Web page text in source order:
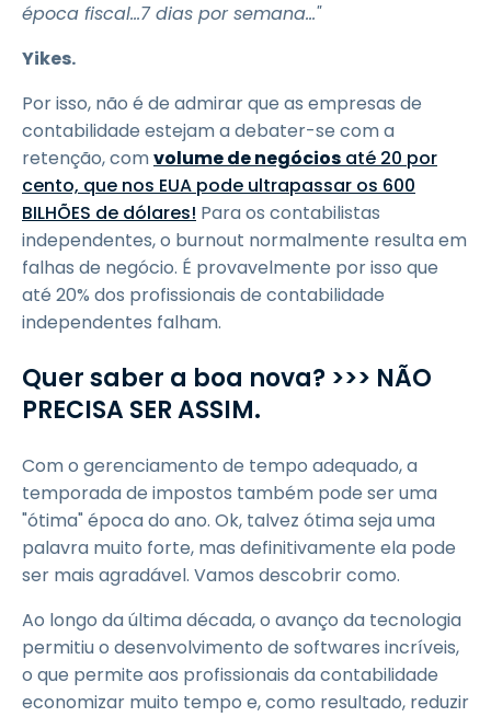
época fiscal...7dias por semana..."
Yikes.
Por isso, não é de admirar que as empresas de
contabilidade estejam a debater-se com a
retenção, comvolume de negócios até 20 por
cento, que nos EUA pode ultrapassar os 600
BILHÕES de dólares! Para os contabilistas
independentes, o burnout normalmente resulta em
falhas de negócio. É provavelmente por isso que
até 20% dos profissionais de contabilidade
independentes falham.
Quer saber a boa nova? >>> NÃO
PRECISA SER ASSIM.
Com o gerenciamento de tempo adequado, a
temporada de impostos também pode ser uma
"ótima" época do ano. Ok, talvez ótima seja uma
palavra muito forte, mas definitivamente ela pode
ser mais agradável. Vamos descobrir como.
Ao longo da última década, o avanço da tecnologia
permitiu o desenvolvimento de softwares incríveis,
o que permite aos profissionais da contabilidade
economizar muito tempo e, como resultado, reduzir